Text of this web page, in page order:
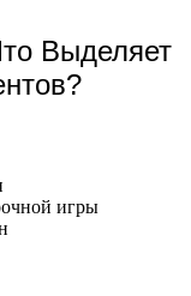
Выделяет
игры